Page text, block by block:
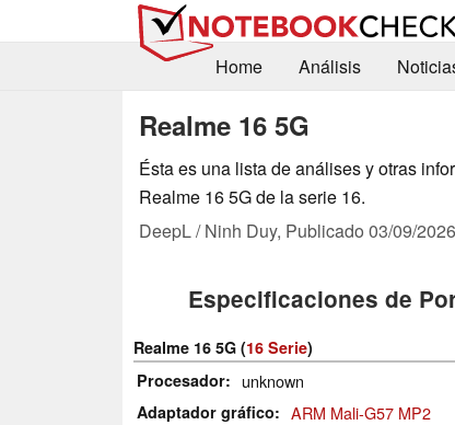
Home
Análisis
Realme 16 5G
Ésta es una lista de análises y otras
Realme 16 5G de la serie 16.
DeepL / Ninh Duy, Publicado 03/09/2026
Especificaciones de
Realme 16 5G (16 Serie)
Procesador
unknown
Adaptador gráfico ARM Mali-G57 MP2